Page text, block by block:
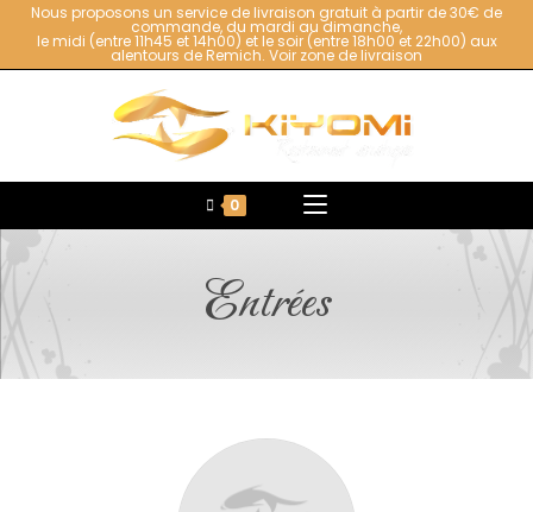
Nous proposons un service de livraison gratuit à partir de 30€ de
commande, du mardi au dimanche,
le midi (entre 11h45 et 14h00) et le soir (entre 18h00 et 22h00) aux
alentours de Remich. Voir zone de livraison
0
Entrées